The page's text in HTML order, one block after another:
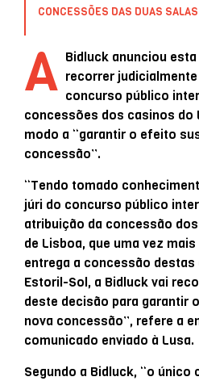
CONCESSÕES DAS DUAS
A Bidluck anunciou
recorrer
concurso público
concessões dos casinos do
modo a “garantir o efeito
concessão”.
“Tendo tomado
júri do concurso público
atribuição da concessão
de Lisboa, que uma vez
entrega a concessão destas
Estoril-Sol, a Bidluck vai
deste decisão para garantir
nova concessão”, refere a
comunicado enviado à Lusa.
Segundo a Bidluck, “o